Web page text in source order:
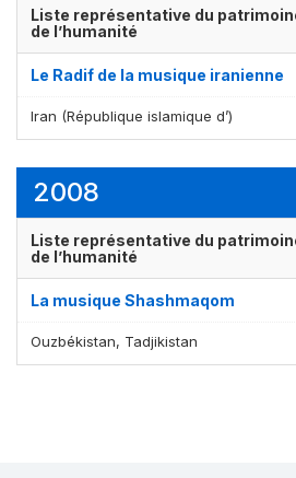
Liste représentative du
de l’humanité
Le Radif de la musique iranienne
Iran (République islamique d’)
2008
Liste représentative du
de l’humanité
La musique Shashmaqom
Ouzbékistan, Tadjikistan